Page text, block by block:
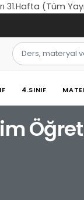
31.Hafta (Tüm
4.SINIF